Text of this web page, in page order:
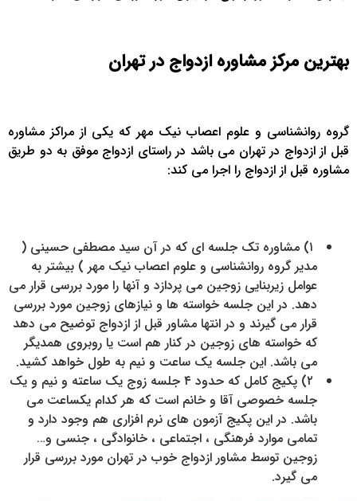
بهترین مرکز مشاوره ازدواج در تهران
گروه روانشناسی و علوم اعصاب نیک مهر که یکی از مراکز مشاوره
قبل از ازدواج در تهران می باشد در راستای ازدواج موفق به دو طریق
مشاوره قبل از ازدواج را اجرا می کند:
۱) مشاوره تک جلسه ای که در آن سید مصطفی حسینی (
مدیر گروه روانشناسی و علوم اعصاب نیک مهر ) بیشتر به
عوامل زیربنایی زوجین می پردازد و آنها را مورد بررسی قرار می
دهد. در این جلسه خواسته ها و نیازهای زوجین مورد بررسی
قرار می گیرند و در انتها مشاور قبل از ازدواج توضیح می دهد
که خواسته های زوجین در کنار هم است یا روبروی همدیگر
می باشد. این جلسه یک ساعت و نیم به طول خواهد کشید.
۲) پکیج کامل که حدود ۴ جلسه زوج یک ساعته و نیم و یک
جلسه خصوصی آقا و خانم است که هر کدام یکساعت می
باشد. در این پکیج آزمون های نرم افزاری هم وجود دارد و
تمامی موارد فرهنگی ، اجتماعی ، خانوادگی ، جنسی و…
زوجین توسط مشاور ازدواج خوب در تهران مورد بررسی قرار
می گیرد.